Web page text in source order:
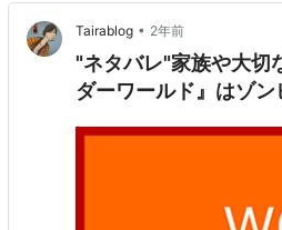
Tairablog • 2年前
"ネタバレ"家族や大切
ダーワールド』はゾ